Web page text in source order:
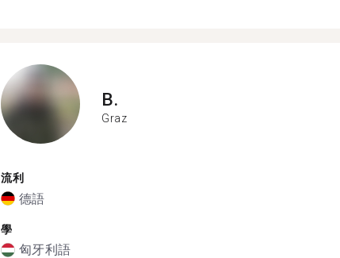
B.
Graz
流利
德語
學
匈牙利語